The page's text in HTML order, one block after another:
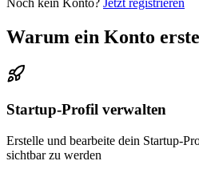
Warum ein Konto
Startup-Profil verwalten
Erstelle und bearbeite dein Startup-
sichtbar zu werden